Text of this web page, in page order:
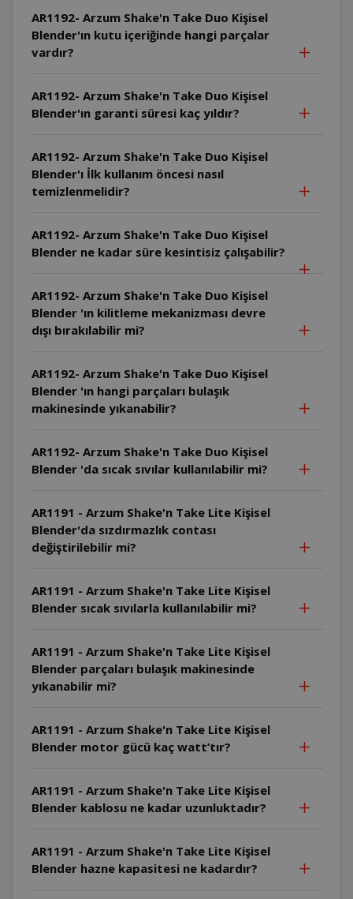
AR1192- Arzum Shake'n Take Duo Kişisel
Blender'ın kutu içeriğinde hangi parçalar
vardır?
AR1192- Arzum Shake'n Take Duo Kişisel
Blender'ın garanti süresi kaç yıldır?
AR1192- Arzum Shake'n Take Duo Kişisel
Blender'ı İlk kullanım öncesi nasıl
temizlenmelidir?
AR1192- Arzum Shake'n Take Duo Kişisel
Blender ne kadar süre kesintisiz çalışabilir?
AR1192- Arzum Shake'n Take Duo Kişisel
Blender 'ın kilitleme mekanizması devre
dışı bırakılabilir mi?
AR1192- Arzum Shake'n Take Duo Kişisel
Blender 'ın hangi parçaları bulaşık
makinesinde yıkanabilir?
AR1192- Arzum Shake'n Take Duo Kişisel
Blender 'da sıcak sıvılar kullanılabilir mi?
AR1191 - Arzum Shake'n Take Lite Kişisel
Blender'da sızdırmazlık contası
değiştirilebilir mi?
AR1191 - Arzum Shake'n Take Lite Kişisel
Blender sıcak sıvılarla kullanılabilir mi?
AR1191 - Arzum Shake'n Take Lite Kişisel
Blender parçaları bulaşık makinesinde
yıkanabilir mi?
AR1191 - Arzum Shake'n Take Lite Kişisel
Blender motor gücü kaç watt’tır?
AR1191 - Arzum Shake'n Take Lite Kişisel
Blender kablosu ne kadar uzunluktadır?
AR1191 - Arzum Shake'n Take Lite Kişisel
Blender hazne kapasitesi ne kadardır?